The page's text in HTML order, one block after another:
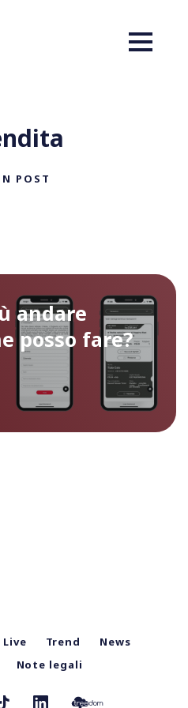
POST
andare
posso fare?
Live Trend
News
Note legali